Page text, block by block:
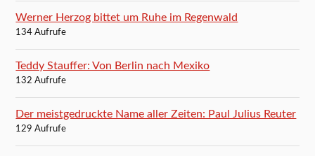
Werner Herzog bittet um Ruhe im Regenwald
134 Aufrufe
Teddy Stauffer: Von Berlin nach Mexiko
132 Aufrufe
Der meistgedruckte Name aller Zeiten: Paul Julius Reuter
129 Aufrufe